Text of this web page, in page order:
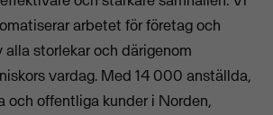
arbetet för företag och
alla storlekar och därigenom
vardag. Med 14 000 anställda,
och offentliga kunder i Norden,